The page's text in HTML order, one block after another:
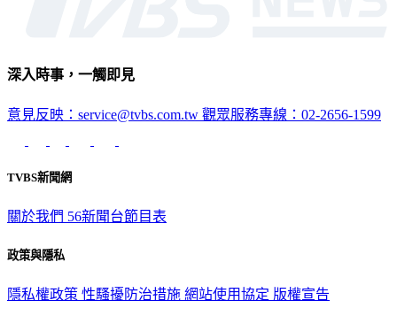
深入時事，一觸即見
意見反映：service@tvbs.com.tw 觀眾服務專線：02-2656-1599
TVBS新聞網
關於我們 56新聞台節目表
政策與隱私
隱私權政策 性騷擾防治措施 網站使用協定 版權宣告